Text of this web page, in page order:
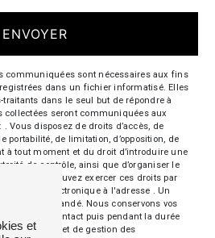
ENVOYER
communiquées sont nécessaires aux fins
dans un fichier informatisé. Elles
dans le seul but de répondre à
collectées seront communiquées aux
Vous disposez de droits d’accès, de
portabilité, de limitation, d’opposition, de
à tout moment et du droit d’introduire une
de contrôle, ainsi que d’organiser le
Vous pouvez exercer ces droits par
courrier électronique à l'adresse . Un
être demandé. Nous conservons vos
de prise de contact puis pendant la durée
probatoires et de gestion des
et